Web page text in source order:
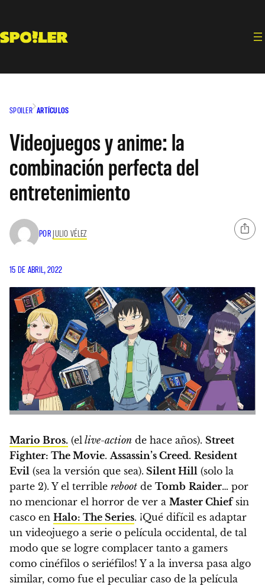
contenido
SPOILER ARTÍCULOS
Videojuegos y anime: la
combinación perfecta del
entretenimiento
POR JULIO VÉLEZ
15 DE ABRIL, 2022
Mario Bros. (el live-action de hace años). Street
Fighter: The Movie.Assassin’s Creed. Resident
Evil (sea la versión que sea). Silent Hill (solo la
parte 2). Y el terrible reboot de Tomb Raider… por
no mencionar el horror de ver a Master Chiefsin
casco en Halo: The Series. ¡Qué difícil es adaptar
un videojuego a serie o película occidental, de tal
modo que se logre complacer tanto a gamers
como cinéfilos o seriéfilos! Y a la inversa pasa algo
similar, como fue el peculiar caso de la película